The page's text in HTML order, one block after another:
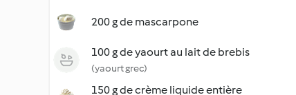
200 g de mascarpone
100 g de yaourt au lait de brebis
(yaourt grec)
150 g de crème liquide entière